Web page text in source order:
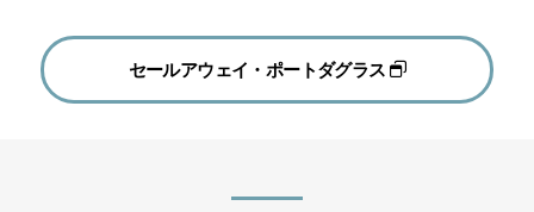
セールアウェイ・ポートダグラス